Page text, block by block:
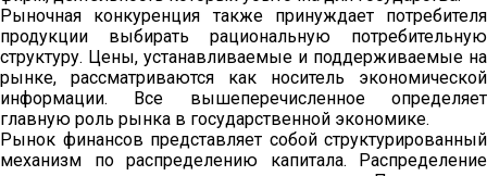
Рыночная конкуренция также принуждает потребителя
продукции выбирать рациональную потребительную
структуру. Цены, устанавливаемые и поддерживаемые на
рынке, рассматриваются как носитель экономической
информации. Все вышеперечисленное определяет
главную роль рынка в государственной экономике.
Рынок финансов представляет собой структурированный
механизм по распределению капитала. Распределение